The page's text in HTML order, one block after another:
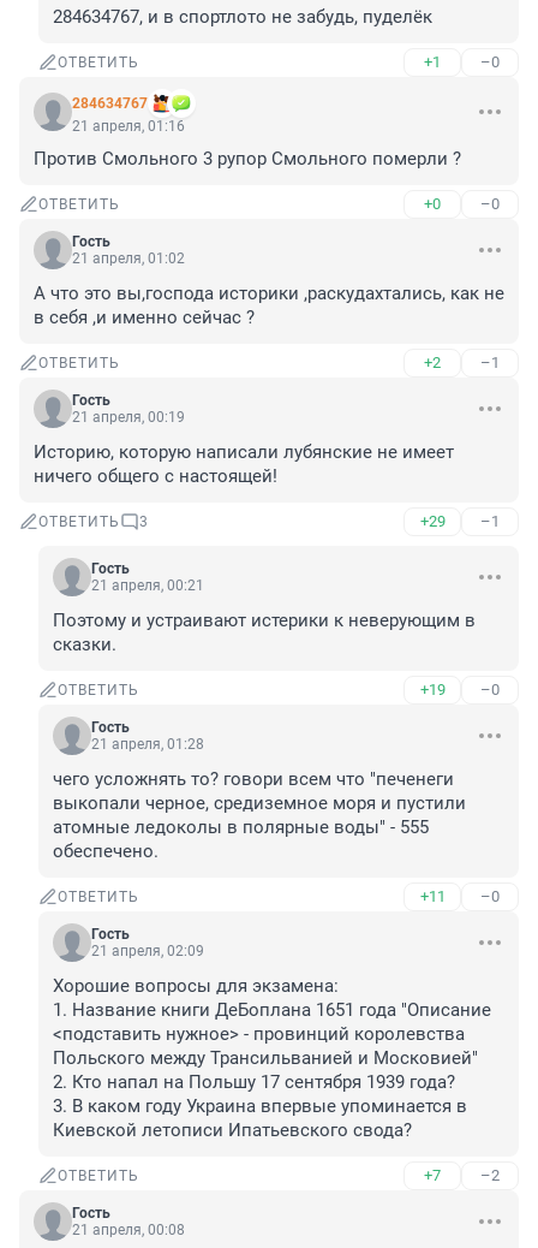
284634767, и в спортлото не забудь, пуделёк
ОТВЕТИТЬ +1 –0
284634767
21 апреля, 01:16
Против Смольного 3 рупор Смольного померли ?
ОТВЕТИТЬ +0 –0
Гость
21 апреля, 01:02
А что это вы,господа историки ,раскудахтались, как не
в себя ,и именно сейчас ?
ОТВЕТИТЬ +2 –1
Гость
21 апреля, 00:19
Историю, которую написали лубянские не имеет
ничего общего с настоящей!
ОТВЕТИТЬ 3 +29 –1
Гость
21 апреля, 00:21
Поэтому и устраивают истерики к неверующим в
сказки.
ОТВЕТИТЬ +19 –0
Гость
21 апреля, 01:28
чего усложнять то? говори всем что "печенеги
выкопали черное, средиземное моря и пустили
атомные ледоколы в полярные воды" - 555
обеспечено.
ОТВЕТИТЬ +11 –0
Гость
21 апреля, 02:09
Хорошие вопросы для экзамена:
1. Название книги ДеБоплана 1651 года "Описание
<подставить нужное> - провинций королевства
Польского между Трансильванией и Московией"
2. Кто напал на Польшу 17 сентября 1939 года?
3. В каком году Украина впервые упоминается в
Киевской летописи Ипатьевского свода?
ОТВЕТИТЬ +7 –2
Гость
21 апреля, 00:08